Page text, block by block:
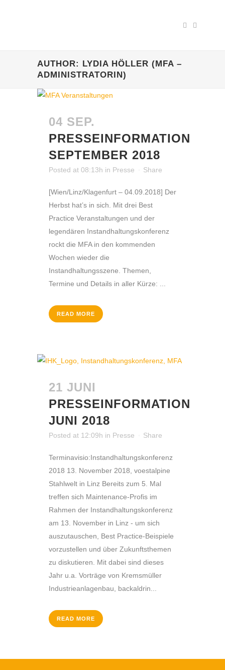
AUTHOR: LYDIA HÖLLER (MFA –
ADMINISTRATORIN)
04 SEP.
PRESSEINFORMATION
SEPTEMBER 2018
Posted at 08:13h in Presse Share
[Wien/Linz/Klagenfurt – 04.09.2018] Der
Herbst hat’s in sich. Mit drei Best
Practice Veranstaltungen und der
legendären Instandhaltungskonferenz
rockt die MFA in den kommenden
Wochen wieder die
Instandhaltungsszene. Themen,
Termine und Details in aller Kürze: ...
READ MORE
21 JUNI
PRESSEINFORMATION
JUNI 2018
Posted at 12:09h in Presse Share
Terminavisio:Instandhaltungskonferenz
2018 13. November 2018, voestalpine
Stahlwelt in Linz Bereits zum 5. Mal
treffen sich Maintenance-Profis im
Rahmen der Instandhaltungskonferenz
am 13. November in Linz - um sich
auszutauschen, Best Practice-Beispiele
vorzustellen und über Zukunftsthemen
zu diskutieren. Mit dabei sind dieses
Jahr u.a. Vorträge von Kremsmüller
Industrieanlagenbau, backaldrin...
READ MORE